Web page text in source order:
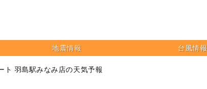
地震情報 台風情報
ト 羽島駅みなみ店の天気予報